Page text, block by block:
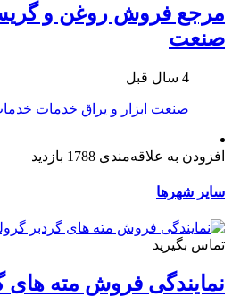
مرجع فروش روغن و
صنعت
4 سال قبل
صنعت ابزار و یراق خدمات
افزودن به علاقه‌مندی 1788 بازدید
سایر شهرها
تماس بگیرید
نمایندگی فروش مته های